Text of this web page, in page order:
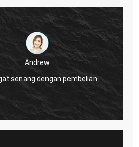
Andrew
senang dengan pembelian